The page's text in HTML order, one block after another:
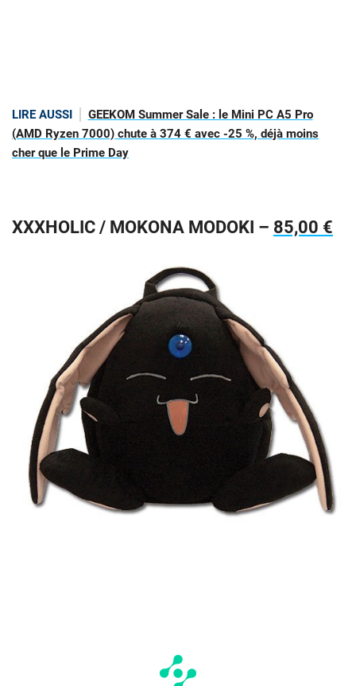
LIRE AUSSI
GEEKOM Summer Sale : le Mini PC A5 Pro
(AMD Ryzen 7000) chute à 374 € avec -25 %, déjà moins
cher que le Prime Day
XXXHOLIC / MOKONA MODOKI – 85,00 €